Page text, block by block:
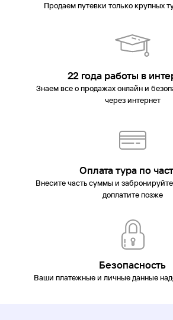
Продаем путевки только крупных
22 года работы в
Знаем все о продажах онлайн и
через интернет
Оплата тура по
Внесите часть суммы и
доплатите позже
Безопасность
Ваши платежные и личные данные